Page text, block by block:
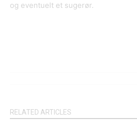
og eventuelt et sugerør.
RELATED ARTICLES